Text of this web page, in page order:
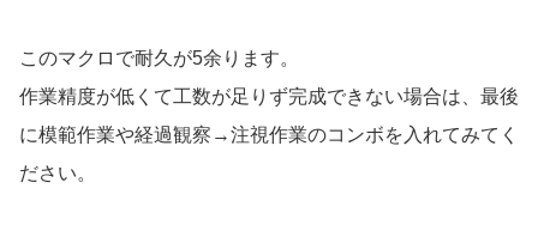
このマクロで耐久が5余ります。
作業精度が低くて工数が足りず完成できない場合は、最後
に模範作業や経過観察→注視作業のコンボを入れてみてく
ださい。